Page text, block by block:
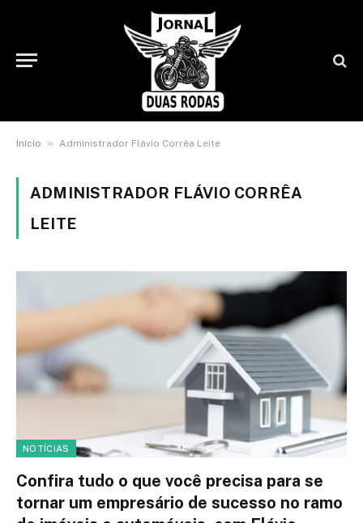
Início » Administrador Flávio Corrêa Leite
ADMINISTRADOR FLÁVIO CORRÊA
LEITE
NOTÍCIAS
Confira tudo o que você precisa para se
tornar um empresário de sucesso no ramo